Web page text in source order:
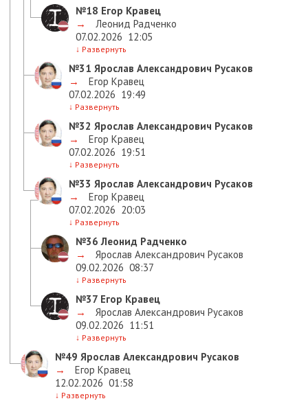
№18 Егор Кравец
→
Леонид Радченко
07.02.2026 12:05
↓ Развернуть
№31 Ярослав Александрович Русаков
→
Егор Кравец
07.02.2026 19:49
↓ Развернуть
№32 Ярослав Александрович Русаков
→
Егор Кравец
07.02.2026 19:51
↓ Развернуть
№33 Ярослав Александрович Русаков
→
Егор Кравец
07.02.2026 20:03
↓ Развернуть
№36 Леонид Радченко
→
Ярослав Александрович Русаков
09.02.2026 08:37
↓ Развернуть
№37 Егор Кравец
→
Ярослав Александрович Русаков
09.02.2026 11:51
↓ Развернуть
№49 Ярослав Александрович Русаков
→
Егор Кравец
12.02.2026 01:58
↓ Развернуть